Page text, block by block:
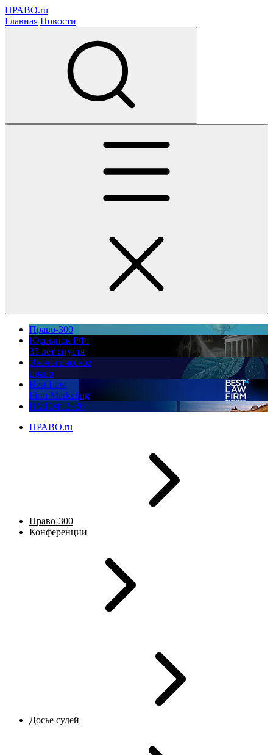
ПРАВО.ru
Главная Новости
Право-300
Юррынок РФ:
35 лет спустя
Экологическое
право
Best Law
Firm Marketing
ПМЮФ 2026
ПРАВО.ru
Право-300
Конференции
Досье судей